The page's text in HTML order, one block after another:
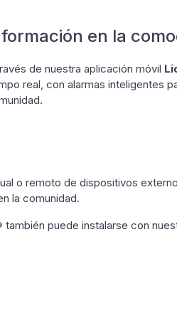
en la
de nuestra aplicación móvil
real, con alarmas inteligentes
o remoto de dispositivos
la comunidad.
también puede instalarse con